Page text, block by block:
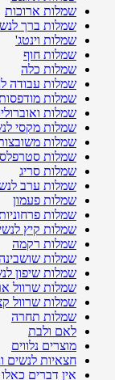
שמלות ארוכות
שמלות ברך
שמלות וינטג'
שמלות חוף
שמלות כלה
שמלות עבודה
שמלות
שמלות
שמלות מקסי
שמלות
שמלות סטרפלס
שמלות סריג
שמלות ערב
שמלות פעמון
שמלות
שמלות קיץ
שמלות רקמה
שמלות
שמלות שיפון
שמלות שרוול
שמלות שרוול
שמלות תחרה
לאם ולבת
מוצרים נלווים
חצאיות לנשים
אין דברים כאלו